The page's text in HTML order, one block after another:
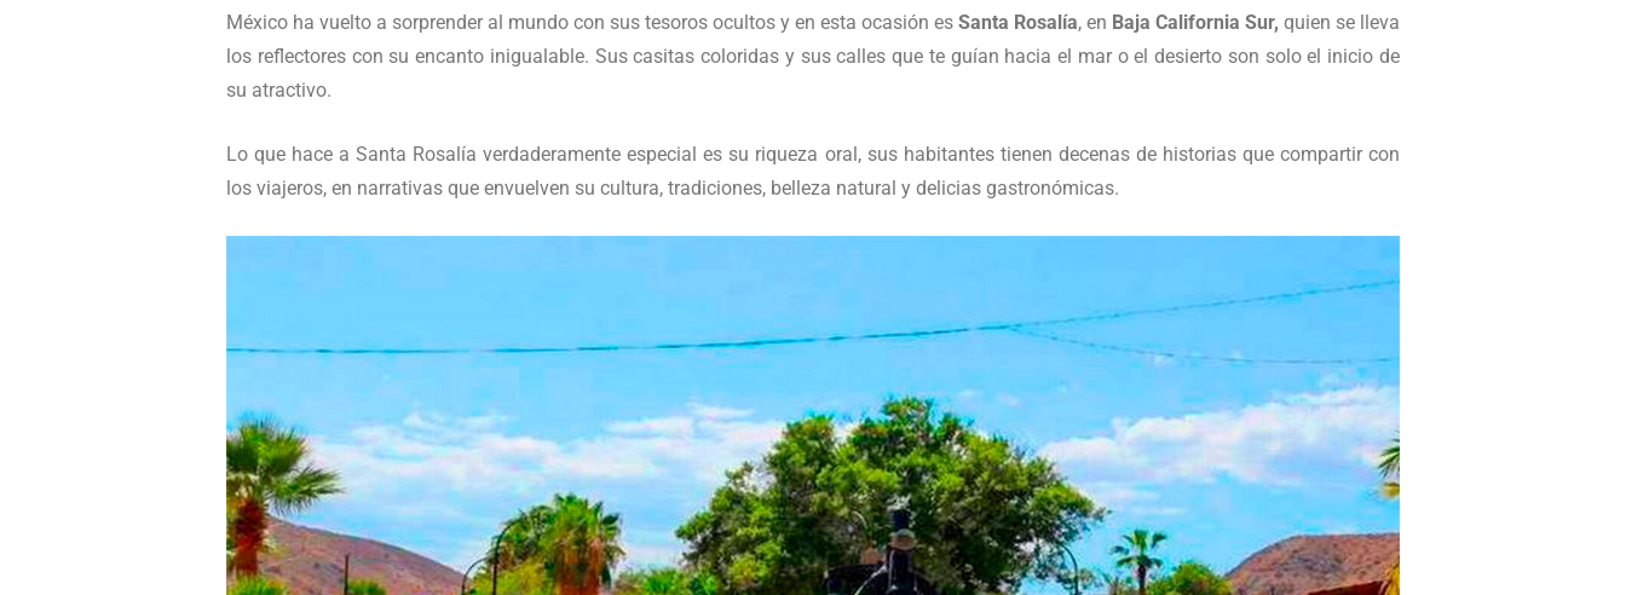
México ha vuelto a sorprender al mundo con sus tesoros ocultos y en esta ocasión es Santa Rosalía, en Baja California Sur, quien se lleva
los reflectores con su encanto inigualable. Sus casitas coloridas y sus calles que te guían hacia el mar o el desierto son solo el inicio de
su atractivo.
Lo que hace a Santa Rosalía verdaderamente especial es su riqueza oral, sus habitantes tienen decenas de historias que compartir con
los viajeros, en narrativas que envuelven su cultura, tradiciones, belleza natural y delicias gastronómicas.